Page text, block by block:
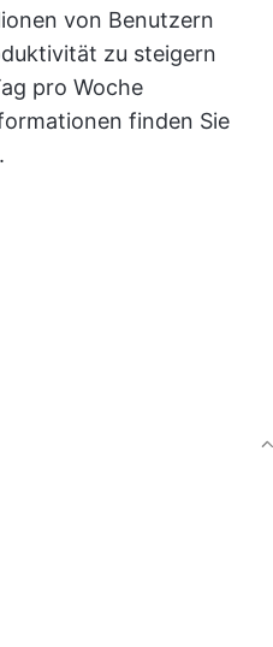
von Benutzern
zu steigern
pro Woche
finden Sie
.